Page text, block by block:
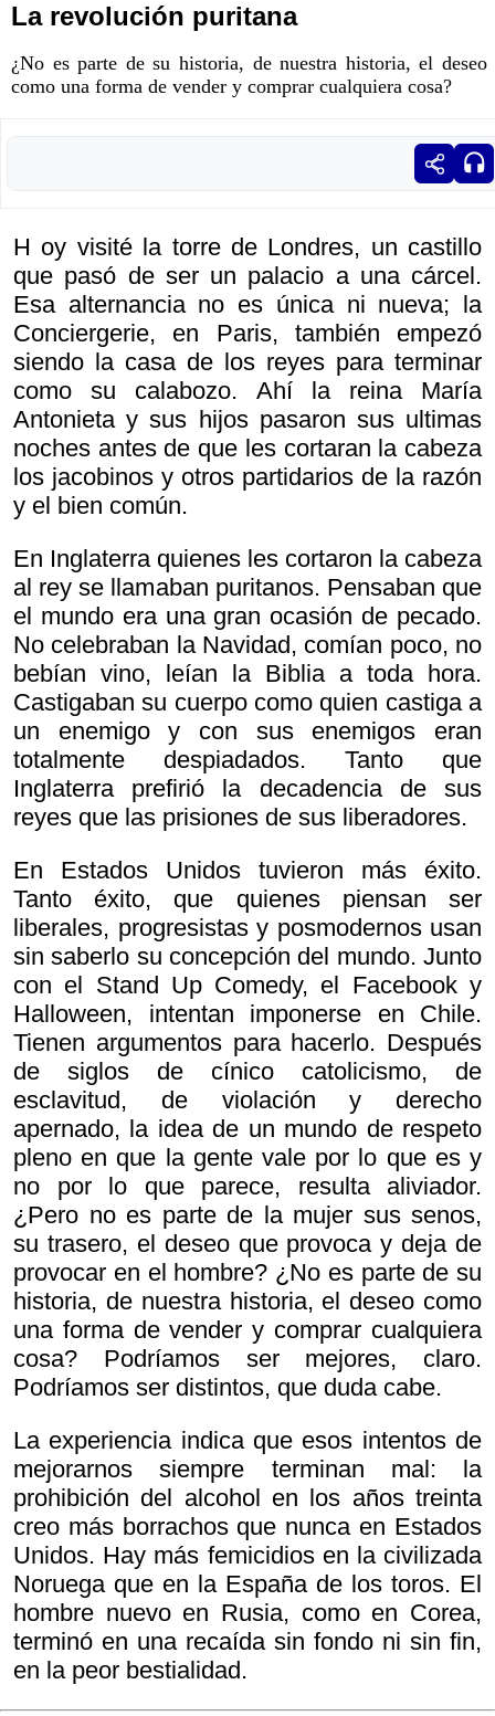
La revolución puritana
¿No es parte de su historia, de nuestra historia, el deseo
como una forma de vender y comprar cualquiera cosa?
H oy visité la torre de Londres, un castillo
que pasó de ser un palacio a una cárcel.
Esa alternancia no es única ni nueva; la
Conciergerie, en Paris, también empezó
siendo la casa de los reyes para terminar
como su calabozo. Ahí la reina María
Antonieta y sus hijos pasaron sus ultimas
noches antes de que les cortaran la cabeza
los jacobinos y otros partidarios de la razón
y el bien común.
En Inglaterra quienes les cortaron la cabeza
al rey se llamaban puritanos. Pensaban que
el mundo era una gran ocasión de pecado.
No celebraban la Navidad, comían poco, no
bebían vino, leían la Biblia a toda hora.
Castigaban su cuerpo como quien castiga a
un enemigo y con sus enemigos eran
totalmente despiadados. Tanto que
Inglaterra prefirió la decadencia de sus
reyes que las prisiones de sus liberadores.
En Estados Unidos tuvieron más éxito.
Tanto éxito, que quienes piensan ser
liberales, progresistas y posmodernos usan
sin saberlo su concepción del mundo. Junto
con el Stand Up Comedy, el Facebook y
Halloween, intentan imponerse en Chile.
Tienen argumentos para hacerlo. Después
de siglos de cínico catolicismo, de
esclavitud, de violación y derecho
apernado, la idea de un mundo de respeto
pleno en que la gente vale por lo que es y
no por lo que parece, resulta aliviador.
¿Pero no es parte de la mujer sus senos,
su trasero, el deseo que provoca y deja de
provocar en el hombre? ¿No es parte de su
historia, de nuestra historia, el deseo como
una forma de vender y comprar cualquiera
cosa? Podríamos ser mejores, claro.
Podríamos ser distintos, que duda cabe.
La experiencia indica que esos intentos de
mejorarnos siempre terminan mal: la
prohibición del alcohol en los años treinta
creo más borrachos que nunca en Estados
Unidos. Hay más femicidios en la civilizada
Noruega que en la España de los toros. El
hombre nuevo en Rusia, como en Corea,
terminó en una recaída sin fondo ni sin fin,
en la peor bestialidad.